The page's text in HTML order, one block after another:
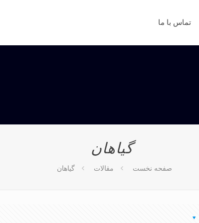
تماس با ما
گياهان
صفحه نخست مقالات گياهان